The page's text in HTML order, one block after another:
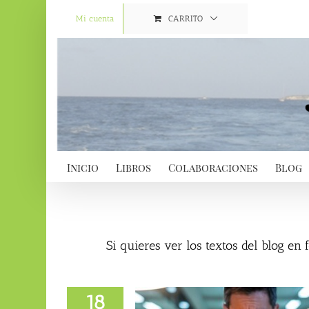
Mi cuenta CARRITO
Inicio Libros Colaboraciones Blog
Si quieres ver los textos del blog en
18